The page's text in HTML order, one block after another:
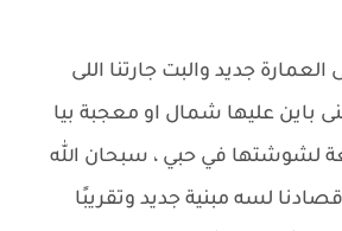
جديد والبت جارتنا اللى
باين عليها شمال او معجبة بيا
لشوشتها في حبي ، سبحان الله
لسه مبنية جديد وتقريبًا